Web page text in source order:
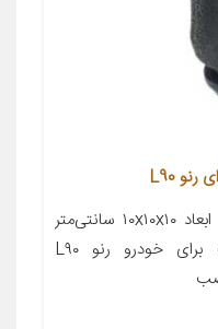
معرفی محصول جزئیات محصول ابعاد ۱۰x۱۰x۱۰ سانتی‌متر
جنس پلاستیک فشرده مناسب برای خودرو رنو L۹۰